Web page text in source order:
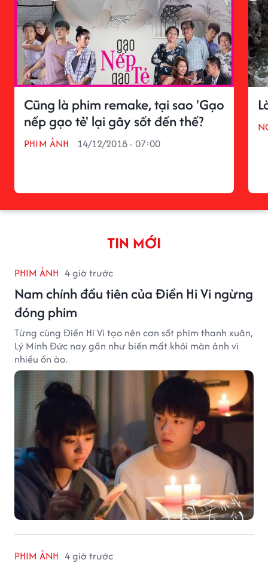
Cũng là phim remake, tại sao 'Gạo
nếp gạo tẻ' lại gây sốt đến thế?
PHIM ẢNH 14/12/2018 - 07:00
TIN MỚI
PHIM ẢNH 4 giờ trước
Nam chính đầu tiên của Điền Hi Vi ngừng
đóng phim
Từng cùng Điền Hi Vi tạo nên cơn sốt phim thanh xuân,
Lý Minh Đức nay gần như biến mất khỏi màn ảnh vì
nhiều ồn ào.
PHIM ẢNH 4 giờ trước